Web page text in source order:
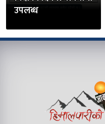
उपलब्ध